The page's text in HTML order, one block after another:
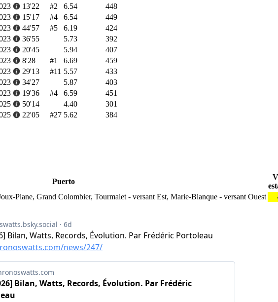
13'22 #2 6.54
448
15'17 #4 6.54
449
44'57 #5 6.19
424
36'55 5.73
392
20'45 5.94
407
8'28 #1 6.69
459
29'13 #11 5.57
433
34'27 5.87
403
19'36 #4 6.59
451
50'14 4.40
301
22'05 #27 5.62 384
Puerto
Plane, Grand Colombier, Tourmalet - versant Est, Marie-Blanque - versant Ouest